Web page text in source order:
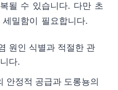
될 수 있습니다. 다만 초
밀함이 필요합니다.
원인 식별과 적절한 관
다.
안정적 공급과 도롱뇽의